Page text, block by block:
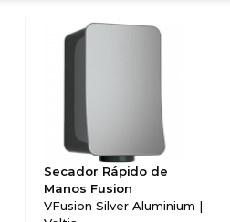
Secador Rápido de
Manos Fusion
VFusion Silver Aluminium |